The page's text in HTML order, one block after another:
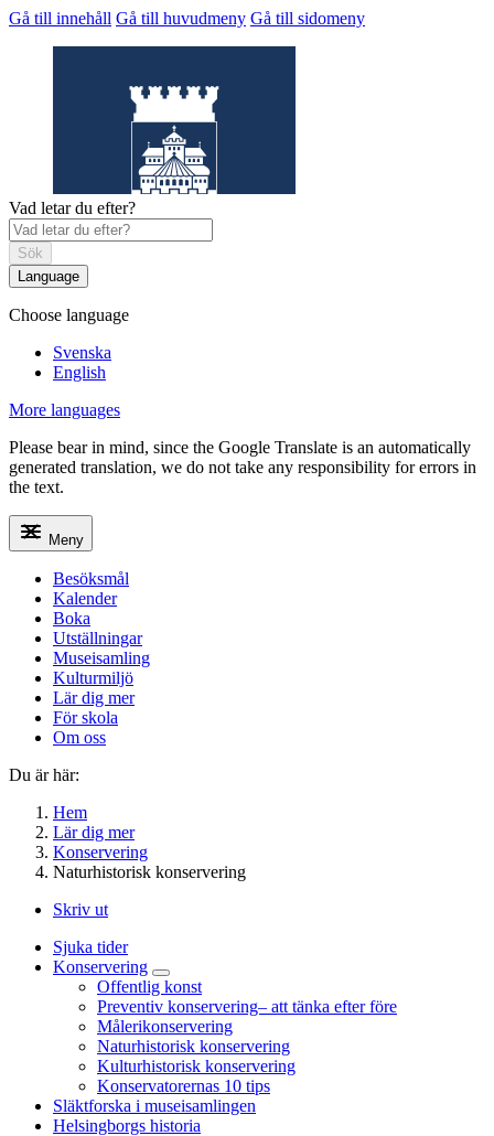
Gå till innehåll Gå till huvudmeny Gå till sidomeny
Helsingborgs museum
Vad letar du efter?
Sök
Language
Choose language
Svenska
English
More languages
Please bear in mind, since the Google Translate is an automatically
generated translation, we do not take any responsibility for errors in
the text.
Meny
Besöksmål
Kalender
Boka
Utställningar
Museisamling
Kulturmiljö
Lär dig mer
För skola
Om oss
Du är här:
Hem
Lär dig mer
Konservering
Naturhistorisk konservering
Skriv ut
Sjuka tider
Konservering
Offentlig konst
Preventiv konservering– att tänka efter före
Målerikonservering
Naturhistorisk konservering
Kulturhistorisk konservering
Konservatorernas 10 tips
Släktforska i museisamlingen
Helsingborgs historia